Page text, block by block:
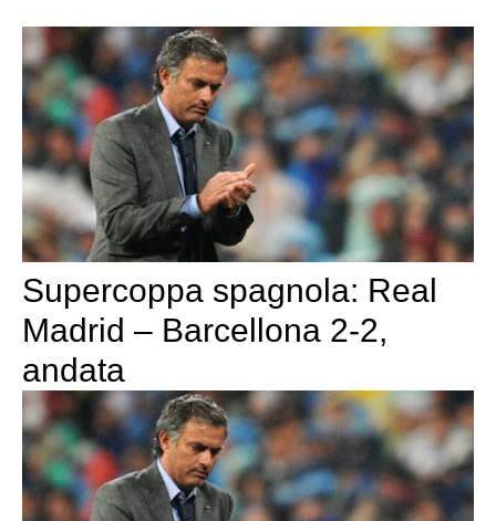
Supercoppa spagnola: Real
Madrid – Barcellona 2-2,
andata